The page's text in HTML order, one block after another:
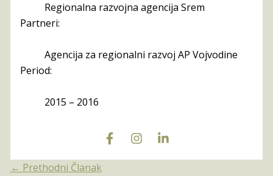
Regionalna razvojna agencija Srem
Partneri:
Agencija za regionalni razvoj AP Vojvodine
Period:
2015 – 2016
← Prethodni Članak